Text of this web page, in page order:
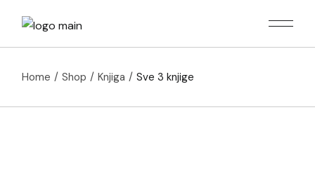
Home Shop Knjiga Sve 3 knjige